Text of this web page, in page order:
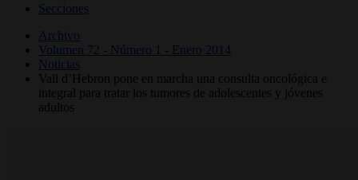
Secciones
Archivo
Volumen 72 - Número 1 - Enero 2014
Noticias
Vall d’Hebron pone en marcha una consulta oncológica e
integral para tratar los tumores de adolescentes y jóvenes
adultos